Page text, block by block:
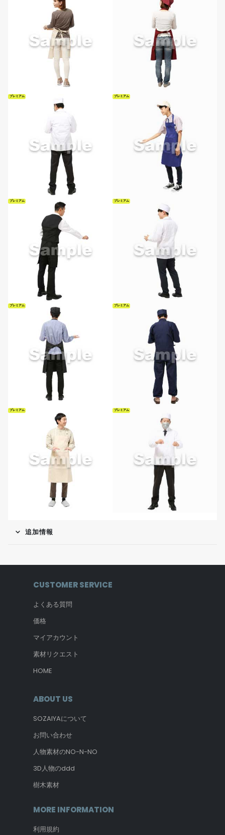
プレミアム プレミアム
プレミアム プレミアム
プレミアム プレミアム
プレミアム プレミアム
追加情報
CUSTOMER SERVICE
よくある質問
価格
マイアカウント
素材リクエスト
HOME
ABOUT US
SOZAIYAについて
お問い合わせ
人物素材のNO-N-NO
3D人物のddd
樹木素材
MORE INFORMATION
利用規約